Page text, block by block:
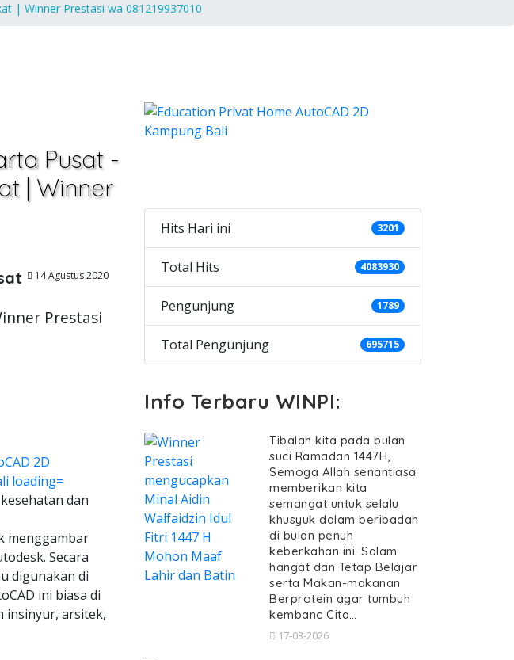
| Winner Prestasi wa 081219937010
Pusat -
| Winner
14 Agustus 2020
Prestasi
dan
menggambar
Secara
digunakan di
ini biasa di
insinyur, arsitek,
Hits Hari ini 3201
Total Hits 4083930
Pengunjung 1789
Total Pengunjung 695715
Info Terbaru WINPI:
Tibalah kita pada bulan
suci Ramadan 1447H,
Semoga Allah senantiasa
memberikan kita
semangat untuk selalu
khusyuk dalam beribadah
di bulan penuh
keberkahan ini. Salam
hangat dan Tetap Belajar
serta Makan-makanan
Berprotein agar tumbuh
kembanc Cita…
17-03-2026